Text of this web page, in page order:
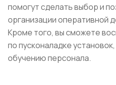
помогут сделать выбор и
организации оперативной
Кроме того, вы сможете
по пусконаладке
обучению персонала.